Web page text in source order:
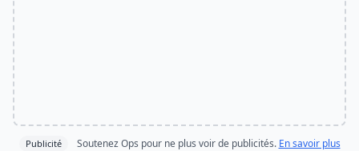
Publicité Soutenez Ops pour ne plus voir de publicités. En savoir plus